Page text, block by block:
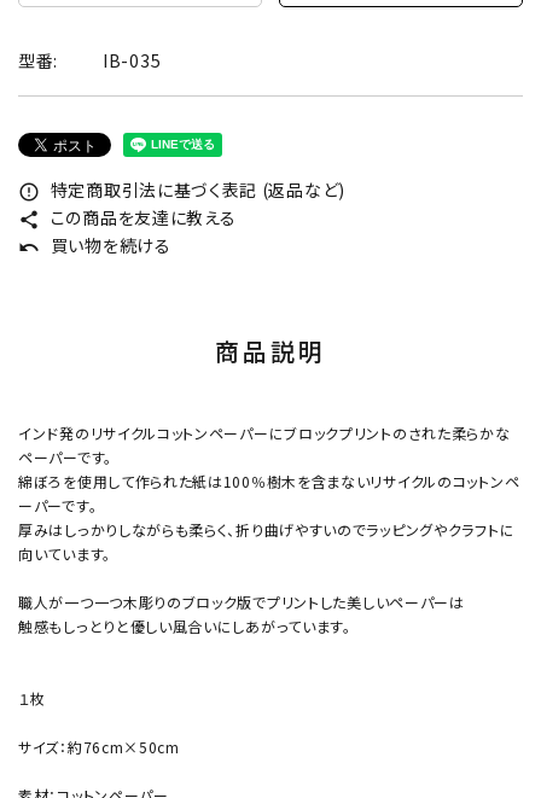
型番: IB-035
error_outline 特定商取引法に基づく表記 (返品など)
share この商品を友達に教える
undo 買い物を続ける
商品説明
インド発のリサイクルコットンペーパーにブロックプリントのされた柔らかな
ペーパーです。
綿ぼろを使用して作られた紙は100％樹木を含まないリサイクルのコットンペ
ーパーです。
厚みはしっかりしながらも柔らく、折り曲げやすいのでラッピングやクラフトに
向いています。
職人が一つ一つ木彫りのブロック版でプリントした美しいペーパーは
触感もしっとりと優しい風合いにしあがっています。
１枚
サイズ：約76cm×50cm